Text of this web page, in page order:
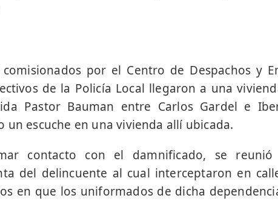
comisionados por el Centro de Despachos y
de la Policía Local llegaron a una
Pastor Bauman entre Carlos Gardel e
un escuche en una vivienda allí ubicada.
contacto con el damnificado, se
del delincuente al cual interceptaron en
en que los uniformados de dicha